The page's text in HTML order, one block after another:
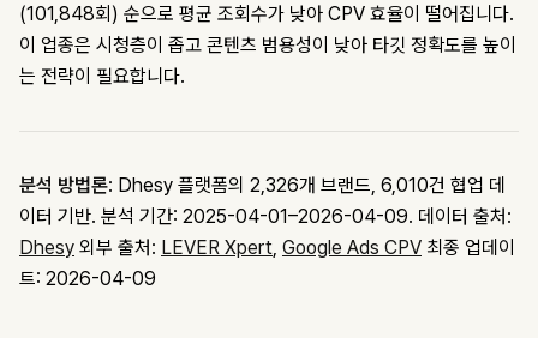
(101,848회) 순으로 평균 조회수가 낮아 CPV 효율이 떨어집니다.
이 업종은 시청층이 좁고 콘텐츠 범용성이 낮아 타깃 정확도를 높이
는 전략이 필요합니다.
분석 방법론: Dhesy 플랫폼의 2,326개 브랜드, 6,010건 협업 데
이터 기반. 분석 기간: 2025-04-01–2026-04-09. 데이터 출처:
Dhesy 외부 출처: LEVER Xpert, Google Ads CPV 최종 업데이
트: 2026-04-09